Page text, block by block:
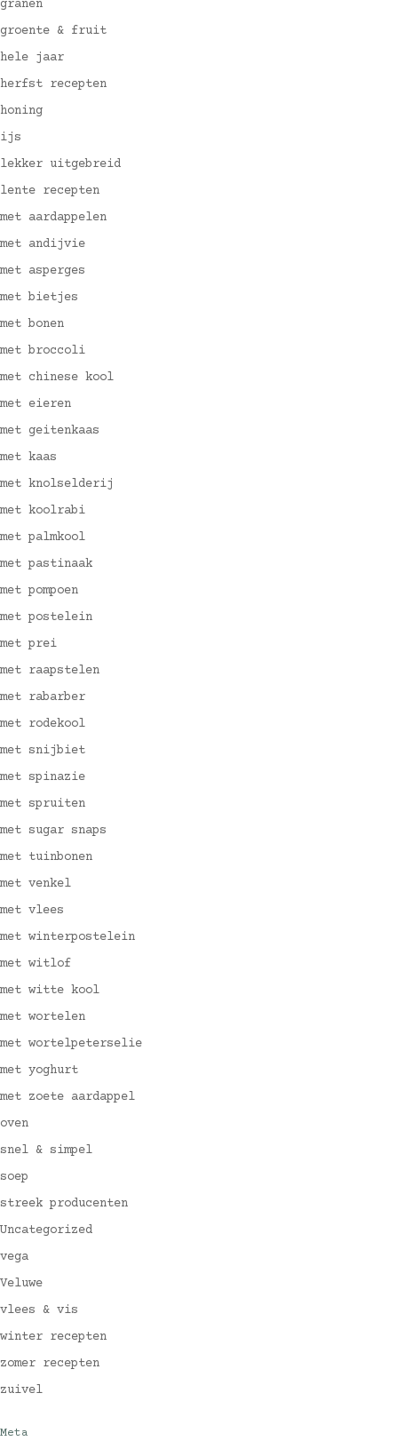
granen
groente & fruit
hele jaar
herfst recepten
honing
ijs
lekker uitgebreid
lente recepten
met aardappelen
met andijvie
met asperges
met bietjes
met bonen
met broccoli
met chinese kool
met eieren
met geitenkaas
met kaas
met knolselderij
met koolrabi
met palmkool
met pastinaak
met pompoen
met postelein
met prei
met raapstelen
met rabarber
met rodekool
met snijbiet
met spinazie
met spruiten
met sugar snaps
met tuinbonen
met venkel
met vlees
met winterpostelein
met witlof
met witte kool
met wortelen
met wortelpeterselie
met yoghurt
met zoete aardappel
oven
snel & simpel
soep
streek producenten
Uncategorized
vega
Veluwe
vlees & vis
winter recepten
zomer recepten
zuivel
Meta